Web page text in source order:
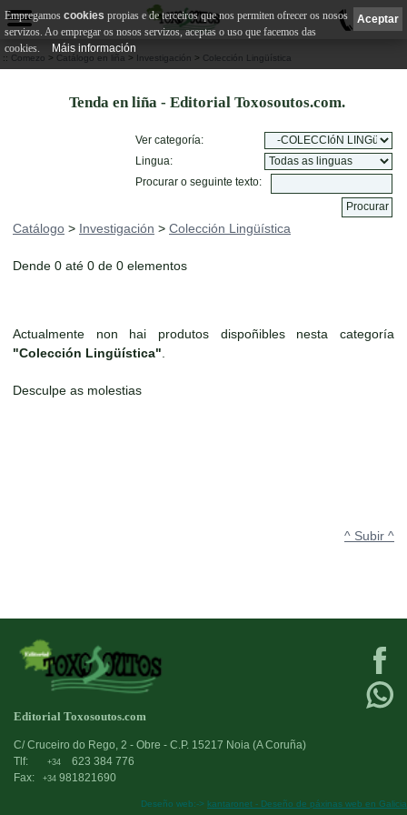
0
:: Comezo > Catálogo en liña > Investigación > Colección Lingüística
Tenda en liña - Editorial Toxosoutos.com.
Ver categoría:
Lingua:
Procurar o seguinte texto:
Catálogo > Investigación > Colección Lingüística
Dende 0 até 0 de 0 elementos
Actualmente non hai produtos dispoñibles nesta categoría
"Colección Lingüística"
Desculpe as molestias
^ Subir ^
Editorial Toxosoutos.com
C/ Cruceiro do Rego, 2 - Obre - C.P. 15217 Noia (A Coruña)
Tlf:
+34
623 384 776
Fax:
+34 981821690
Deseño web:-> kantaronet - Deseño de páxinas web en Galicia
Aceptar
Empregamos cookies propias e de terceiros que nos permiten ofrecer os nosos
servizos. Ao empregar os nosos servizos, aceptas o uso que facemos das
cookies.
Máis información